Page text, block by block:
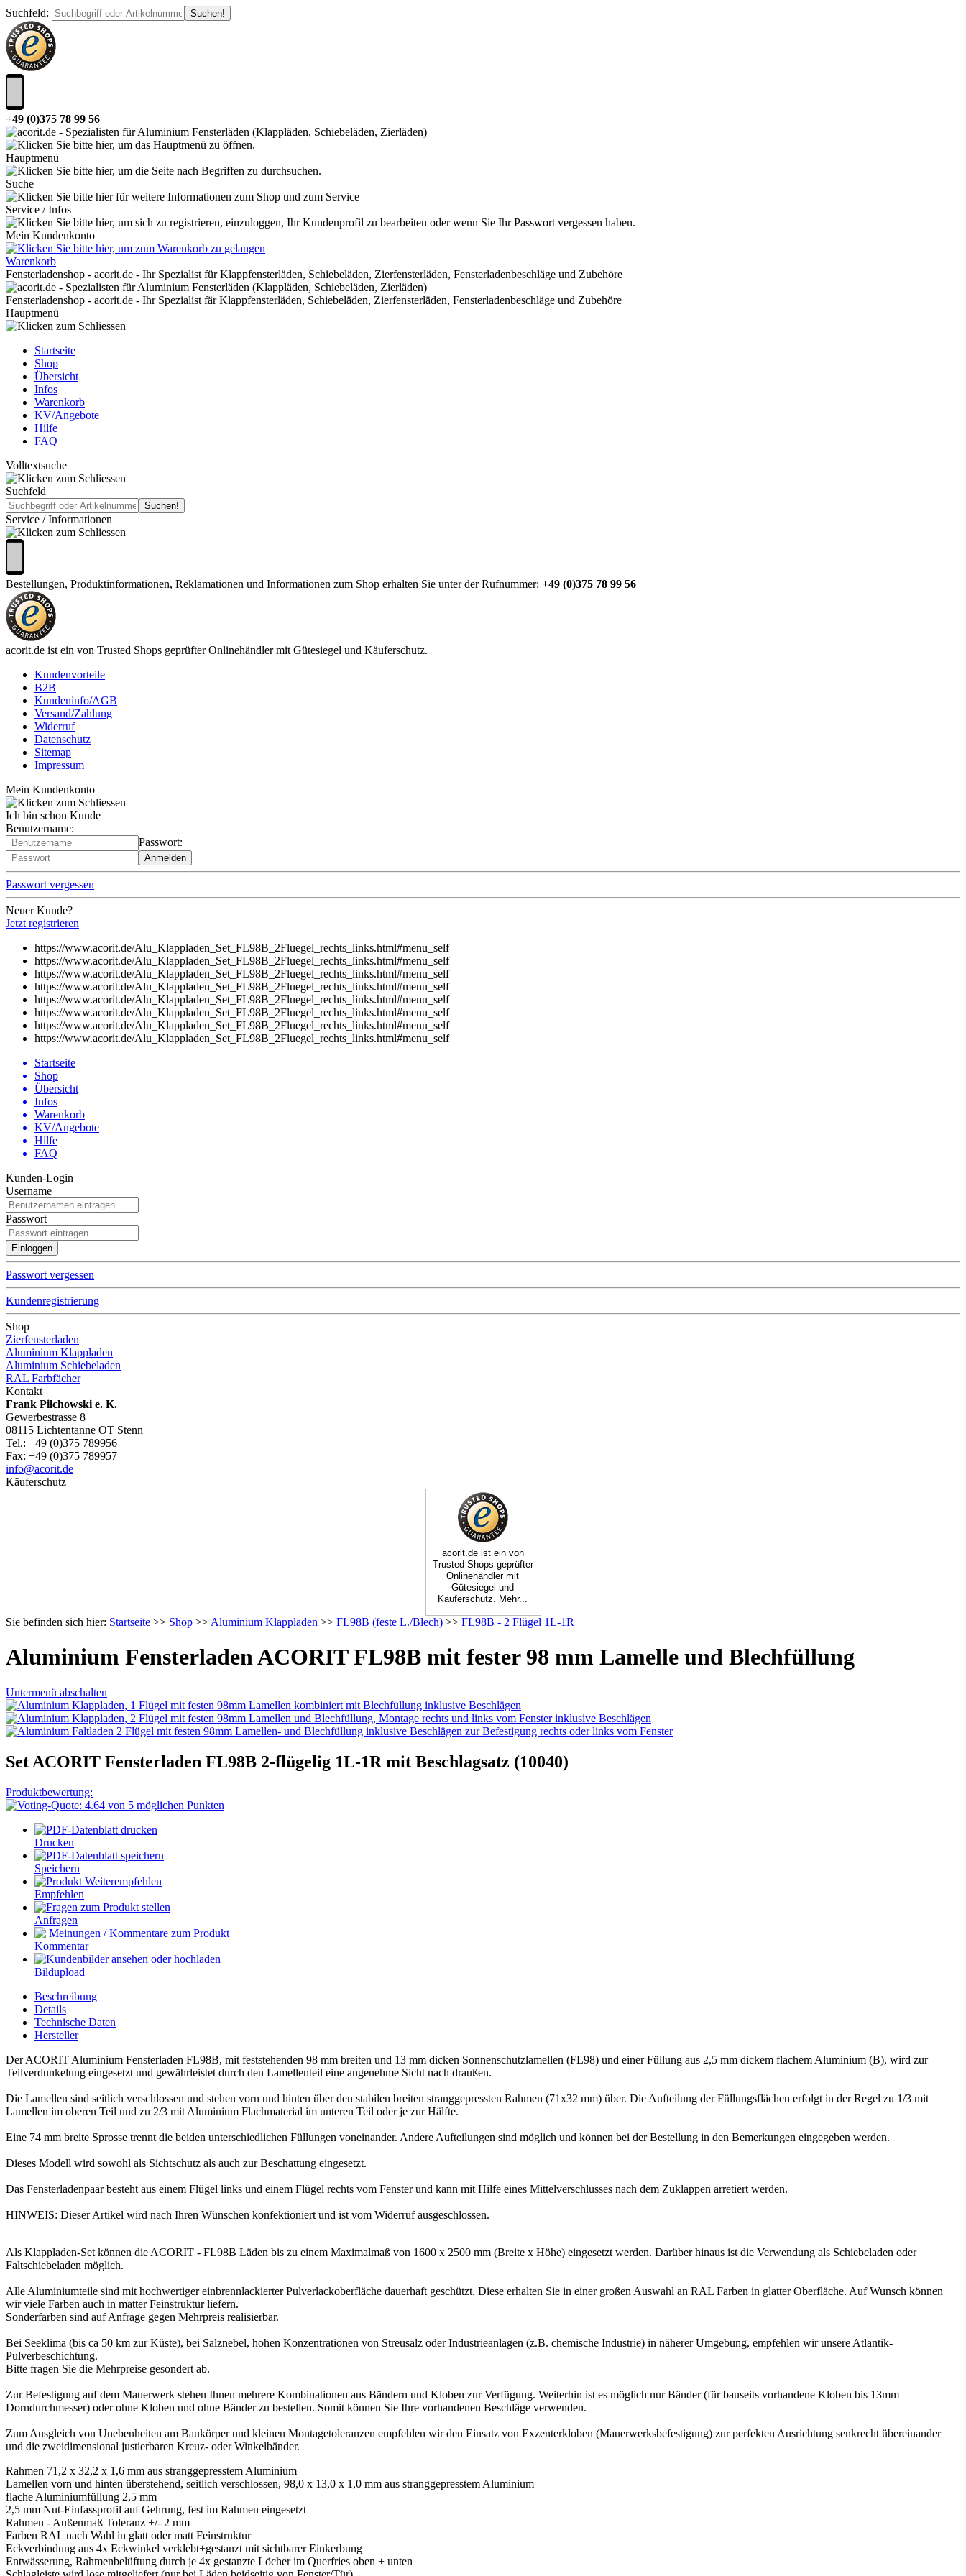
Suchfeld:
+49 (0)375 78 99 56
Hauptmenü
Suche
Service / Infos
Mein Kundenkonto
Warenkorb
Fensterladenshop - acorit.de - Ihr Spezialist für Klappfensterläden, Schiebeläden, Zierfensterläden, Fensterladenbeschläge und Zubehöre
Fensterladenshop - acorit.de - Ihr Spezialist fär Klappfensterläden, Schiebeläden, Zierfensterläden, Fensterladenbeschläge und Zubehöre
Hauptmenü
Startseite
Shop
Übersicht
Infos
Warenkorb
KV/Angebote
Hilfe
FAQ
Volltextsuche
Suchfeld
Service / Informationen
Bestellungen, Produktinformationen, Reklamationen und Informationen zum Shop erhalten Sie unter der Rufnummer: +49 (0)375 78 99 56
acorit.de ist ein von Trusted Shops geprüfter Onlinehändler mit Gütesiegel und Käuferschutz.
Kundenvorteile
B2B
Kundeninfo/AGB
Versand/Zahlung
Widerruf
Datenschutz
Sitemap
Impressum
Mein Kundenkonto
Ich bin schon Kunde
Benutzername:
Passwort:
Passwort vergessen
Neuer Kunde?
Jetzt registrieren
https://www.acorit.de/Alu_Klappladen_Set_FL98B_2Fluegel_rechts_links.html#menu _self
https://www.acorit.de/Alu_Klappladen_Set_FL98B_2Fluegel_rechts_links.html#menu _self
https://www.acorit.de/Alu_Klappladen_Set_FL98B_2Fluegel_rechts_links.html#menu _self
https://www.acorit.de/Alu_Klappladen_Set_FL98B_2Fluegel_rechts_links.html#menu _self
https://www.acorit.de/Alu_Klappladen_Set_FL98B_2Fluegel_rechts_links.html#menu _self
https://www.acorit.de/Alu_Klappladen_Set_FL98B_2Fluegel_rechts_links.html#menu _self
https://www.acorit.de/Alu_Klappladen_Set_FL98B_2Fluegel_rechts_links.html#menu _self
https://www.acorit.de/Alu_Klappladen_Set_FL98B_2Fluegel_rechts_links.html#menu _self
Startseite
Shop
Übersicht
Infos
Warenkorb
KV/Angebote
Hilfe
FAQ
Kunden-Login
Username
Passwort
Passwort vergessen
Kundenregistrierung
Shop
Zierfensterladen
Aluminium Klappladen
Aluminium Schiebeladen
RAL Farbfächer
Kontakt
Frank Pilchowski e. K.
Gewerbestrasse 8
08115 Lichtentanne OT Stenn
Tel.: +49 (0)375 789956
Fax: +49 (0)375 789957
info@acorit.de
Käuferschutz
acorit.de ist ein von
Trusted Shops geprüfter
Onlinehändler mit
Gütesiegel und
Käuferschutz. Mehr...
Sie befinden sich hier: Startseite >> Shop >> Aluminium Klappladen >> FL98B (feste L./Blech) >> FL98B - 2 Flügel 1L-1R
Aluminium Fensterladen ACORIT FL98B mit fester 98 mm Lamelle und Blechfüllung
Untermenü abschalten
Set ACORIT Fensterladen FL98B 2-flügelig 1L-1R mit Beschlagsatz (10040)
Produktbewertung:
Drucken
Speichern
Empfehlen
Anfragen
Kommentar
Bildupload
Beschreibung
Details
Technische Daten
Hersteller
Der ACORIT Aluminium Fensterladen FL98B, mit feststehenden 98 mm breiten und 13 mm dicken Sonnenschutzlamellen (FL98) und einer Füllung aus 2,5 mm dickem flachem Aluminium (B), wird zur
Teilverdunkelung eingesetzt und gewährleistet durch den Lamellenteil eine angenehme Sicht nach draußen.
Die Lamellen sind seitlich verschlossen und stehen vorn und hinten über den stabilen breiten stranggepressten Rahmen (71x32 mm) über. Die Aufteilung der Füllungsflächen erfolgt in der Regel zu 1/3 mit
Lamellen im oberen Teil und zu 2/3 mit Aluminium Flachmaterial im unteren Teil oder je zur Hälfte.
Eine 74 mm breite Sprosse trennt die beiden unterschiedlichen Füllungen voneinander. Andere Aufteilungen sind möglich und können bei der Bestellung in den Bemerkungen eingegeben werden.
Dieses Modell wird sowohl als Sichtschutz als auch zur Beschattung eingesetzt.
Das Fensterladenpaar besteht aus einem Flügel links und einem Flügel rechts vom Fenster und kann mit Hilfe eines Mittelverschlusses nach dem Zuklappen arretiert werden.
HINWEIS: Dieser Artikel wird nach Ihren Wünschen konfektioniert und ist vom Widerruf ausgeschlossen.
Als Klappladen-Set können die ACORIT - FL98B Läden bis zu einem Maximalmaß von 1600 x 2500 mm (Breite x Höhe) eingesetzt werden. Darüber hinaus ist die Verwendung als Schiebeladen oder
Faltschiebeladen möglich.
Alle Aluminiumteile sind mit hochwertiger einbrennlackierter Pulverlackoberfläche dauerhaft geschützt. Diese erhalten Sie in einer großen Auswahl an RAL Farben in glatter Oberfläche. Auf Wunsch können
wir viele Farben auch in matter Feinstruktur liefern.
Sonderfarben sind auf Anfrage gegen Mehrpreis realisierbar.
Bei Seeklima (bis ca 50 km zur Küste), bei Salznebel, hohen Konzentrationen von Streusalz oder Industrieanlagen (z.B. chemische Industrie) in näherer Umgebung, empfehlen wir unsere Atlantik-
Pulverbeschichtung.
Bitte fragen Sie die Mehrpreise gesondert ab.
Zur Befestigung auf dem Mauerwerk stehen Ihnen mehrere Kombinationen aus Bändern und Kloben zur Verfügung. Weiterhin ist es möglich nur Bänder (für bauseits vorhandene Kloben bis 13mm
Dorndurchmesser) oder ohne Kloben und ohne Bänder zu bestellen. Somit können Sie Ihre vorhandenen Beschläge verwenden.
Zum Ausgleich von Unebenheiten am Baukörper und kleinen Montagetoleranzen empfehlen wir den Einsatz von Exzenterkloben (Mauerwerksbefestigung) zur perfekten Ausrichtung senkrecht übereinander
und die zweidimensional justierbaren Kreuz- oder Winkelbänder.
Rahmen 71,2 x 32,2 x 1,6 mm aus stranggepresstem Aluminium
Lamellen vorn und hinten überstehend, seitlich verschlossen, 98,0 x 13,0 x 1,0 mm aus stranggepresstem Aluminium
flache Aluminiumfüllung 2,5 mm
2,5 mm Nut-Einfassprofil auf Gehrung, fest im Rahmen eingesetzt
Rahmen - Außenmaß Toleranz +/- 2 mm
Farben RAL nach Wahl in glatt oder matt Feinstruktur
Eckverbindung aus 4x Eckwinkel verklebt+gestanzt mit sichtbarer Einkerbung
Entwässerung, Rahmenbelüftung durch je 4x gestanzte Löcher im Querfries oben + unten